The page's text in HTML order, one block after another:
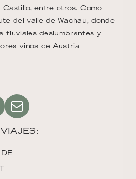
Castillo, entre otros. Como
del valle de Wachau, donde
fluviales deslumbrantes y
vinos de Austria